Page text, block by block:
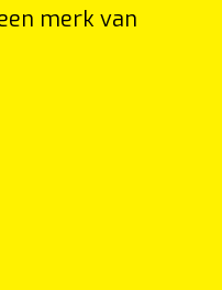
merk van